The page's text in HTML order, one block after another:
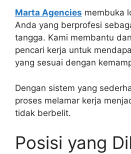
Marta Agencies membuka
Anda yang berprofesi
tangga. Kami membantu
pencari kerja untuk
yang sesuai dengan
Dengan sistem yang
proses melamar kerja
tidak berbelit.
Posisi yang